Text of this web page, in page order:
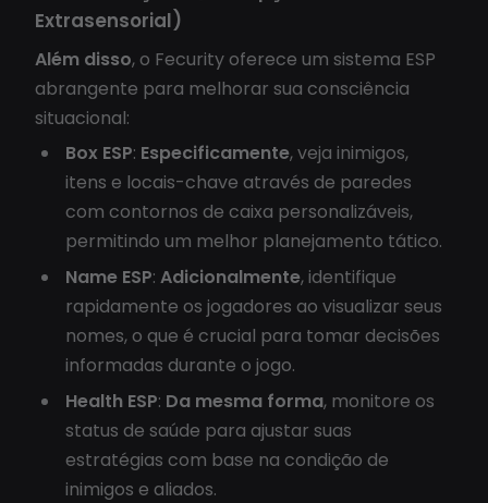
Extrasensorial)
Além disso, o Fecurity oferece um sistema ESP
abrangente para melhorar sua consciência
situacional:
Box ESP: Especificamente, veja inimigos,
itens e locais-chave através de paredes
com contornos de caixa personalizáveis,
permitindo um melhor planejamento tático.
Name ESP: Adicionalmente, identifique
rapidamente os jogadores ao visualizar seus
nomes, o que é crucial para tomar decisões
informadas durante o jogo.
Health ESP: Da mesma forma, monitore os
status de saúde para ajustar suas
estratégias com base na condição de
inimigos e aliados.